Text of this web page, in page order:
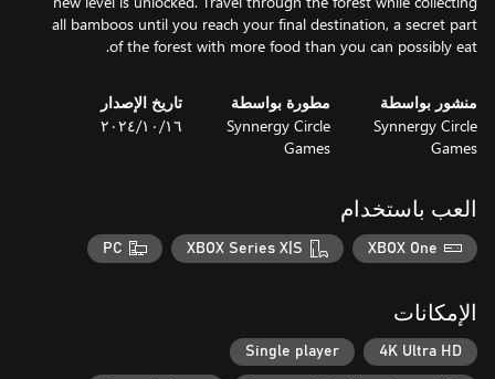
all bamboos until you reach your final destination, a secret part
of the forest with more food than you can possibly eat.
منشور بواسطة
Synnergy Circle
Games
مطورة بواسطة
Synnergy Circle
Games
تاريخ الإصدار
١٦‏/١٠‏/٢٠٢٤
العب باستخدام
XBOX One
XBOX Series X|S
PC
الإمكانات
4K Ultra HD
Single player